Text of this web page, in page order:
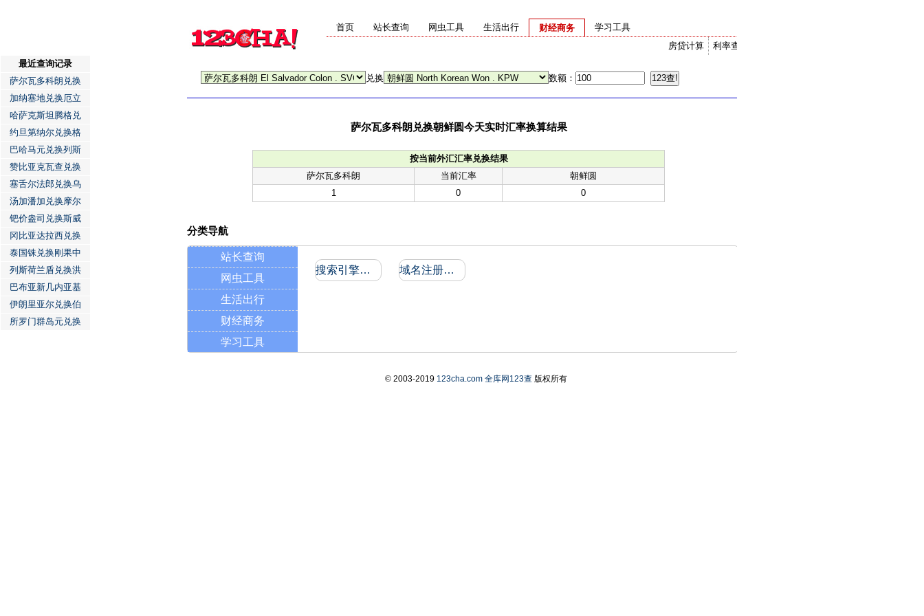
首页 站长查询 网虫工具 生活出行
财经商务
利率查询
房贷计算
学习工具
兑换 数额：
萨尔瓦多科朗兑换朝鲜圆今天实时汇率换算结果
按当前外汇汇率兑换结果
萨尔瓦多科朗
当前汇率
朝鲜圆
1
0 0
最近查询记录
萨尔瓦多科朗兑换
加纳塞地兑换厄立
哈萨克斯坦腾格兑
约旦第纳尔兑换格
巴哈马元兑换列斯
赞比亚克瓦查兑换
塞舌尔法郎兑换乌
汤加潘加兑换摩尔
钯价盎司兑换斯威
冈比亚达拉西兑换
泰国铢兑换刚果中
列斯荷兰盾兑换洪
巴布亚新几内亚基
伊朗里亚尔兑换伯
所罗门群岛元兑换
分类导航
站长查询
网虫工具
生活出行
财经商务
学习工具
搜索引擎收录和反向链接 域名注册信息
© 2003-2019 123cha.com 全库网123查版权所有